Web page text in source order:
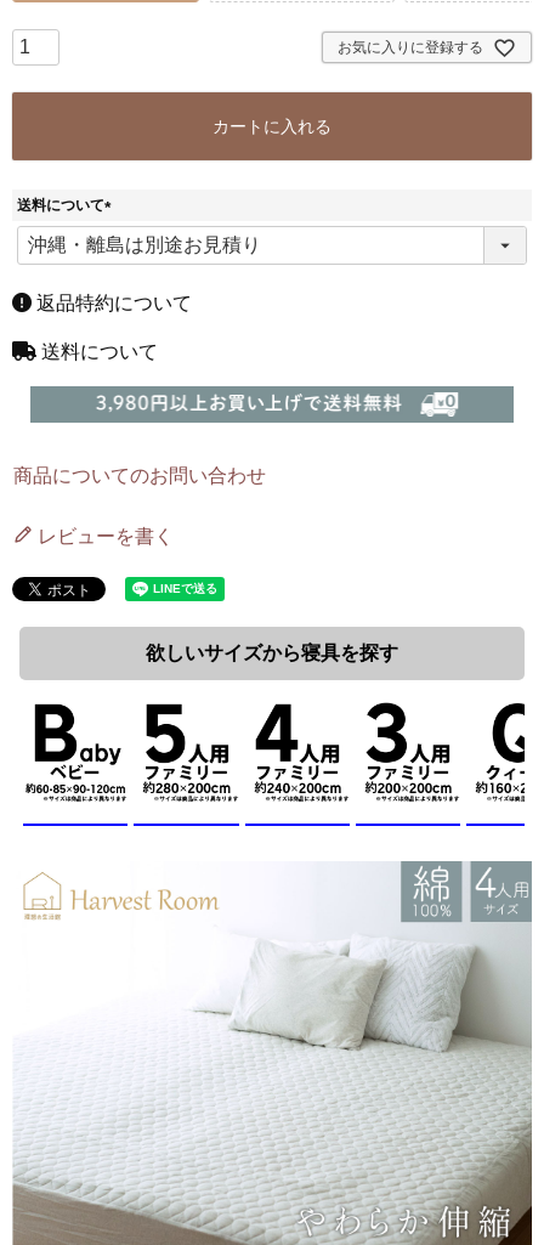
お気に入りに登録する
カートに入れる
送料について
(
必
)
返品特約について
送料について
商品についてのお問い合わせ
レビューを書く
欲しいサイズから寝具を探す